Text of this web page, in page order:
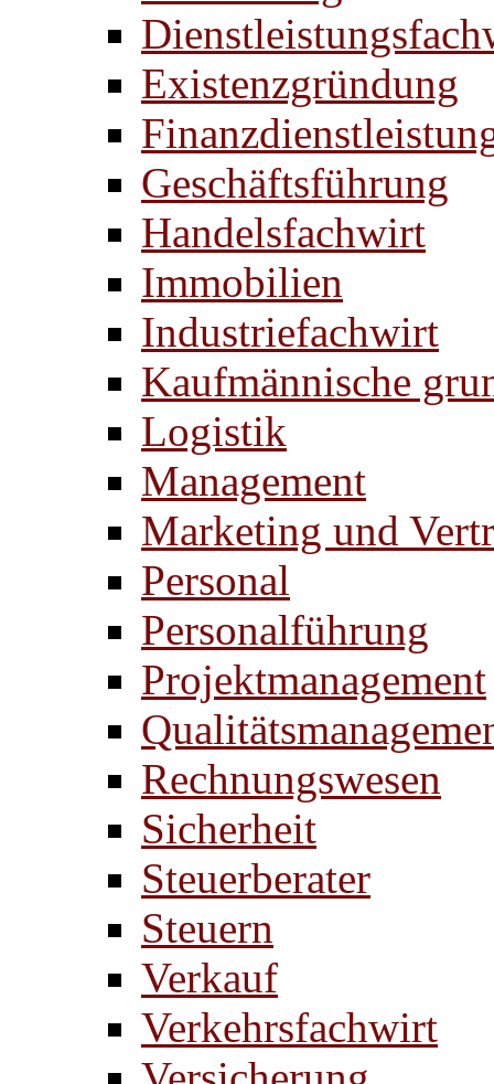
Existenzgründung
Geschäftsführung
Handelsfachwirt
Immobilien
Industriefachwirt
Kaufmännische
Logistik
Management
Marketing und
Personal
Personalführung
Projektmanagement
Rechnungswesen
Sicherheit
Steuerberater
Steuern
Verkauf
Verkehrsfachwirt